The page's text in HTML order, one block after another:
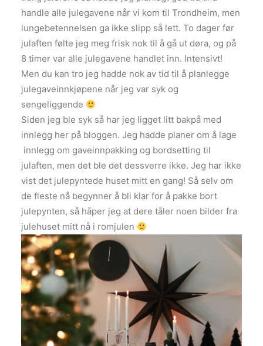
handle alle julegavene når vi kom til Trondheim, men
lungebetennelsen ga ikke slipp så lett. To dager før
julaften følte jeg meg frisk nok til å gå ut døra, og på
8 timer var alle julegavene handlet inn. Intensivt!
Men du kan tro jeg hadde nok av tid til å planlegge
julegaveinnkjøpene når jeg var syk og
sengeliggende
Siden jeg ble syk så har jeg ligget litt bakpå med
innlegg her på bloggen. Jeg hadde planer om å lage
innlegg om gaveinnpakking og bordsetting til
julaften, men det ble det dessverre ikke. Jeg har ikke
vist det julepyntede huset mitt en gang! Så selv om
de fleste nå begynner å bli klar for å pakke bort
julepynten, så håper jeg at dere tåler noen bilder fra
julehuset mitt nå i romjulen